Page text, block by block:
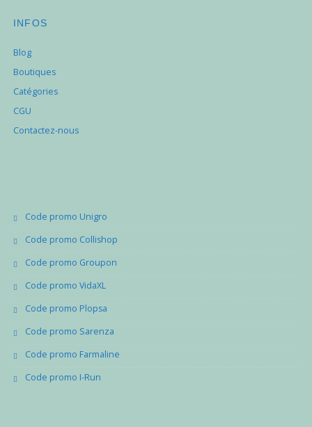
INFOS
Blog
Boutiques
Catégories
CGU
Contactez-nous
Code promo Unigro
Code promo Collishop
Code promo Groupon
Code promo VidaXL
Code promo Plopsa
Code promo Sarenza
Code promo Farmaline
Code promo I-Run